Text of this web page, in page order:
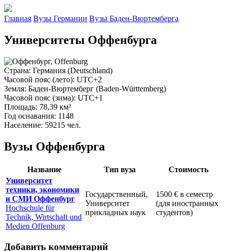
Главная Вузы Германии Вузы Баден-Вюртемберга
Университеты Оффенбурга
Страна: Германия (Deutschland)
Часовой пояс (лето): UTC+2
Земля: Баден-Вюртемберг (Baden-Württemberg)
Часовой пояс (зима): UTC+1
Площадь: 78,39 км²
Год оснавания: 1148
Население: 59215 чел.
Вузы Оффенбурга
Название Тип вуза
Стоимость
Университет
техники, экономики
и СМИ Оффенбург
Hochschule für
Technik, Wirtschaft und
Medien Offenburg
Государственный,
Университет
прикладных наук
1500 € в семестр
(для иностранных
студентов)
Добавить комментарий